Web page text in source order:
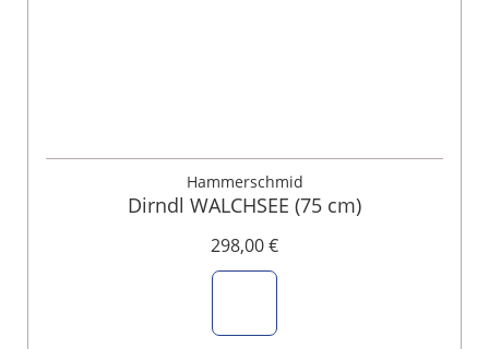
Hammerschmid
Dirndl WALCHSEE (75 cm)
298,00 €